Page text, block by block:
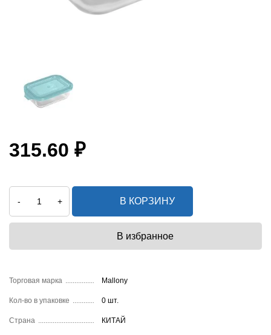
Торговая марка Mallony
Кол-во в упаковке 0 шт.
Страна КИТАЙ
315.60 ₽
- + В КОРЗИНУ